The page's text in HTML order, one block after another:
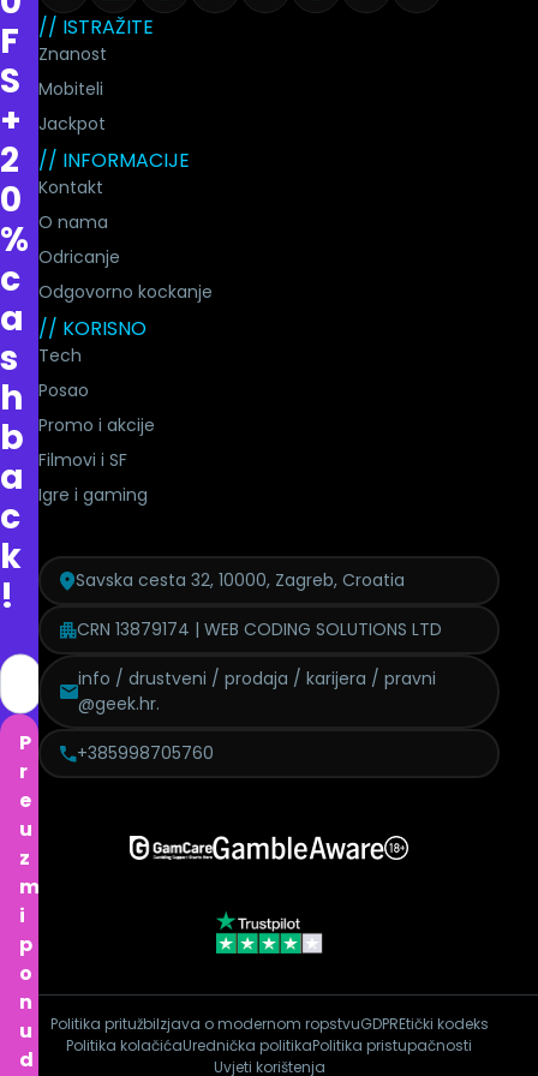
F
S
+
2
0
%
c
a
s
h
b
a
c
k
!
P
r
e
u
z
m
i
p
o
n
u
d
// ISTRAŽITE
Znanost
Mobiteli
Jackpot
// INFORMACIJE
Kontakt
O nama
Odricanje
Odgovorno kockanje
// KORISNO
Tech
Posao
Promo i akcije
Filmovi i SF
Igre i gaming
Savska cesta 32, 10000, Zagreb, Croatia
CRN 13879174 | WEB CODING SOLUTIONS LTD
info / drustveni / prodaja / karijera / pravni
@geek.hr.
+385998705760
Politika pritužbiIzjava o modernom ropstvuGDPREtički kodeks
Politika kolačićaUrednička politikaPolitika pristupačnosti
Uvjeti korištenja